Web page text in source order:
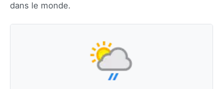
dans le monde.